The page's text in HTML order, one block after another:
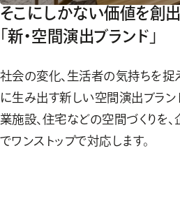
そこにしかない価値を創
「新・空間演出ブランド」
社会の変化、生活者の気持ちを捉
に生み出す新しい空間演出ブラン
業施設、住宅などの空間づくりを
でワンストップで対応します。